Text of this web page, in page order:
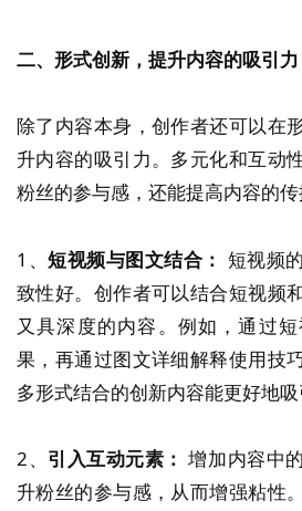
二、形式创新，提升内容的吸引力
除了内容本身，创作者还可以在
升内容的吸引力。多元化和互动
粉丝的参与感，还能提高内容的传
1、短视频与图文结合： 短视频
致性好。创作者可以结合短视频
又具深度的内容。例如，通过
果，再通过图文详细解释使用技
多形式结合的创新内容能更好地吸
2、 引入互动元素： 增加内容中
升粉丝的参与感，从而增强粘性